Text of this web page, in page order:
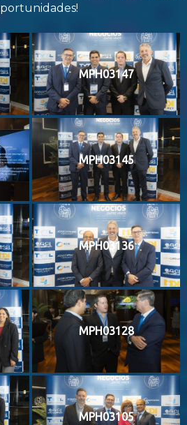
MPH03147
MPH03145
MPH03136
MPH03128
MPH03105